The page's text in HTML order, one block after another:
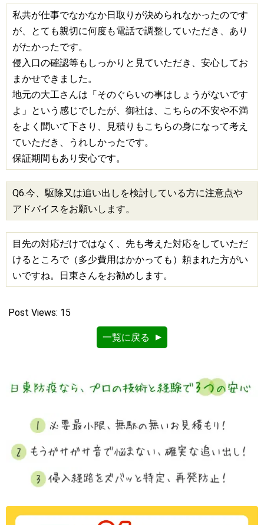
私共が仕事でなかなか日取りが決められなかったのです
が、とても親切に何度も電話で調整していただき、あり
がたかったです。
侵入口の確認等もしっかりと見ていただき、安心してお
まかせできました。
地元の大工さんは「そのぐらいの事はしょうがないです
よ」という感じでしたが、御社は、こちらの不安や不満
をよく聞いて下さり、見積りもこちらの身になって考え
ていただき、うれしかったです。
保証期間もあり安心です。
Q6.今、駆除又は追い出しを検討している方に注意点や
アドバイスをお願いします。
目先の対応だけではなく、先も考えた対応をしていただ
けるところで（多少費用はかかっても）頼まれた方がい
いですね。日東さんをお勧めします。
Post Views: 15
一覧に戻る